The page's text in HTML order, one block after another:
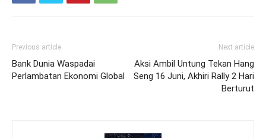
Previous article
Bank Dunia Waspadai
Perlambatan Ekonomi Global
Next article
Aksi Ambil Untung Tekan Hang
Seng 16 Juni, Akhiri Rally 2 Hari
Berturut